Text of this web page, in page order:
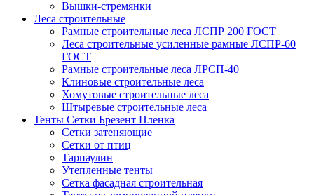
Вышки-стремянки
Леса строительные
Рамные строительные леса ЛСПР 200 ГОСТ
Леса строительные усиленные рамные ЛСПР-60
ГОСТ
Рамные строительные леса ЛРСП-40
Клиновые строительные леса
Хомутовые строительные леса
Штыревые строительные леса
Тенты Сетки Брезент Пленка
Сетки затеняющие
Сетки от птиц
Тарпаулин
Утепленные тенты
Сетка фасадная строительная